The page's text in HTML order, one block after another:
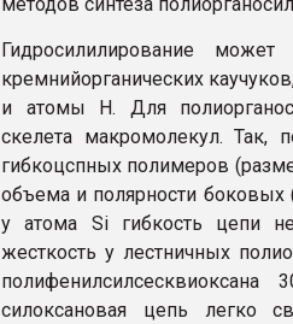
Гидросилилирование
кремнийорганических
и атомы Н. Для
скелета макромолекул. Так,
гибкоцспных полимеров
объема и полярности боковых
у атома Si гибкость цепи
жесткость у лестничных
силоксановая цепь легко